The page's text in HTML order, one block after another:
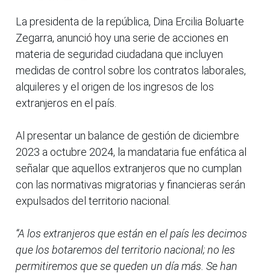
La presidenta de la república, Dina Ercilia Boluarte
Zegarra, anunció hoy una serie de acciones en
materia de seguridad ciudadana que incluyen
medidas de control sobre los contratos laborales,
alquileres y el origen de los ingresos de los
extranjeros en el país.
Al presentar un balance de gestión de diciembre
2023 a octubre 2024, la mandataria fue enfática al
señalar que aquellos extranjeros que no cumplan
con las normativas migratorias y financieras serán
expulsados del territorio nacional.
“A los extranjeros que están en el país les decimos
que los botaremos del territorio nacional; no les
permitiremos que se queden un día más. Se han